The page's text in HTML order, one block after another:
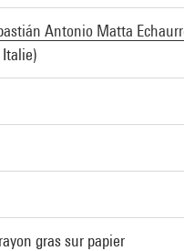
Antonio Matta
Italie)
gras sur papier